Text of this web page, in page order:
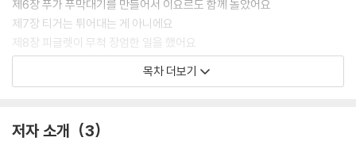
자연스럽게 ‘어른의 세상’으로 건너온 우리에게 ‘(잊었던, 그러나 착하고
다정했던) 어린 시절의 세상’과의 균형을 생각해보게 한다.
대체 숲속 마을에 무슨 일이 일어나고 있는 거야?
제6장 푸가 푸막대기를 만들어서 이요르도 함께 놀았어요
제7장 티거는 튀어대는 게 아니에요
제8장 피글렛이 무척 장엄한 일을 했어요
제9장 이요르가 우알처소를 발견해서 아울이 이사했어요
제10장 크리스토퍼 로빈과 푸를 마법의 장소로 보내주었어요
작가 연보
목차 더보기
저자 소개 3